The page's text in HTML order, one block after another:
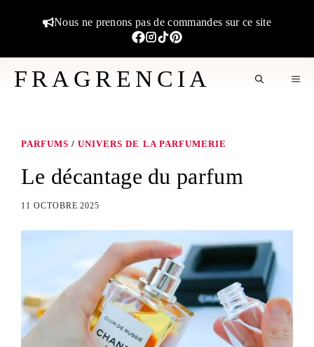
Nous ne prenons pas de commandes sur ce site
FRAGRENCIA
PARFUMS /UNIVERS DE LA PARFUMERIE
Le décantage du parfum
11 OCTOBRE 2025